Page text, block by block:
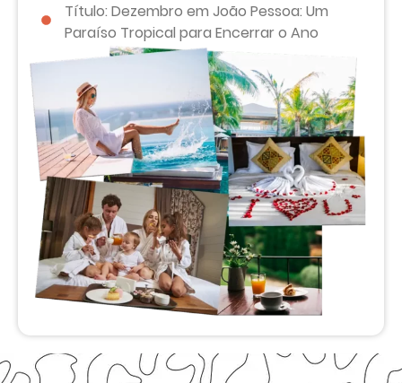
Título: Dezembro em João Pessoa: Um
Paraíso Tropical para Encerrar o Ano